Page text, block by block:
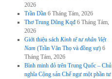
2026
Trần Dần 6 Tháng Tám, 2026
Thơ Trung Dũng Kqđ 6 Tháng Tám,
2026
Giới thiệu sách Kinh tế tư nhân Việt
Nam (Trần Văn Thọ và đồng sự) 6
Tháng Tám, 2026
Bình minh đỏ trên Trung Quốc – Chủ
nghĩa Cộng sản Chế ngự một phần tư